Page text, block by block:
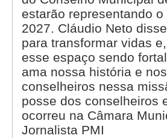
estarão representando
2027. Cláudio Neto
para transformar vidas
esse espaço sendo
ama nossa história e
conselheiros nessa
posse dos conselheiros
ocorreu na Câmara
Jornalista PMI